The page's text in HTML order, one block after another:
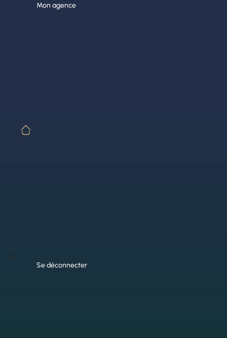
Mon agence
Se déconnecter